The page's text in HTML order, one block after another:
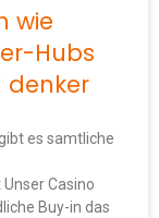
wie
Hubs
denker
es samtliche
Casino
Buy-in das